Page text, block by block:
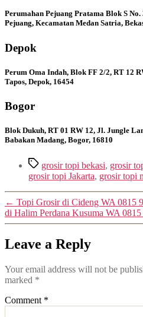
Perumahan Pejuang Pratama Blok S
Pejuang, Kecamatan Medan Satria,
Depok
Perum Oma Indah, Blok FF 2/2, RT 12
Tapos, Depok, 16454
Bogor
Blok Dukuh, RT 01 RW 12, Jl. Jungle
Babakan Madang, Bogor, 16810
Tagsgrosir topi bekasi, grosir
grosir topi Jakarta, grosir topi
← Topi Grosir di Cideng WA 0815
di Halim Perdana Kusuma WA
Leave a Reply
Your email address will not be
marked *
Comment *